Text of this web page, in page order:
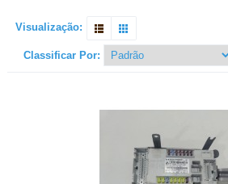
Visualização:
Classificar Por: